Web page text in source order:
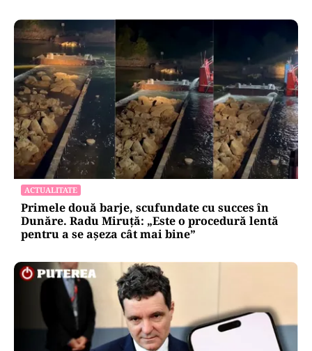
ACTUALITATE
Primele două barje, scufundate cu succes în
Dunăre. Radu Miruță: „Este o procedură lentă
pentru a se așeza cât mai bine”